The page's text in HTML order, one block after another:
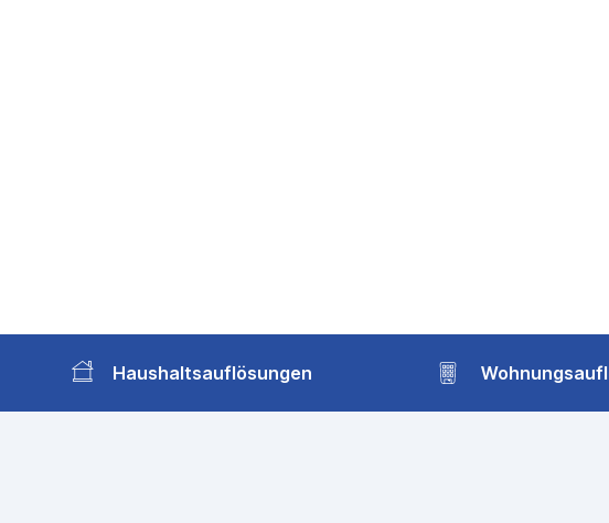
Haushaltsauflösungen